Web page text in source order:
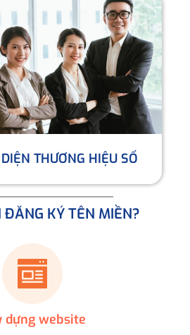
THƯƠNG HIỆU SỐ
ĐĂNG KÝ TÊN MIỀN?
dựng website